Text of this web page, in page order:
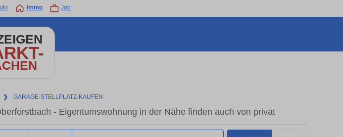
Immo Job
❯ GARAGE-STELLPLATZ-KAUFEN
- Eigentumswohnung in der Nähe finden auch von privat